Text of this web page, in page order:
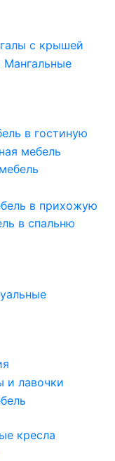
с крышей
Мангальные
в гостиную
мебель
в прихожую
в спальню
и лавочки
кресла